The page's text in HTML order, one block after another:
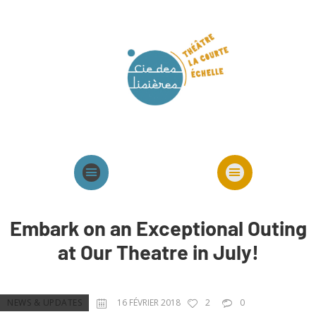
Embark on an Exceptional Outing
at Our Theatre in July!
Spectacles cie
NEWS & UPDATES 16 FÉVRIER 2018 2 0